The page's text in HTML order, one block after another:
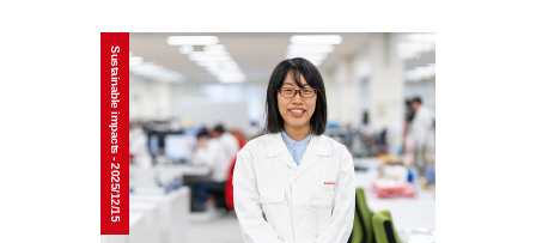
Sustainable impacts - 2025/12/15